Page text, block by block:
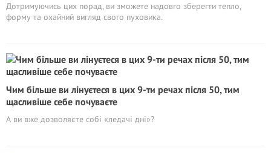
Дотримуючись цих порад, ви зможете надовго зберегти тепло,
форму та охайний вигляд свого пуховика.
Чим більше ви лінуєтеся в цих 9-ти речах після 50, тим
щасливіше себе почуваєте
А ви вже дозволяєте собі «ледачі дні»?